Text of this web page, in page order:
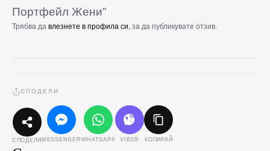
Портфейл Жени”
Трябва да влезнете в профила си, за да публикувате отзив.
СПОДЕЛИ
СПОДЕЛИ MESSENGER WHATSAPP VIBER КОПИРАЙ